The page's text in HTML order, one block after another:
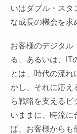
いはダブル・スタ
な成長の機会を求
お客様のデジタル
る、あるいは、IT
とは、時代の流れ
かし、それに応え
ら戦略を支えるビ
いままに、時流に
ば、お客様からも